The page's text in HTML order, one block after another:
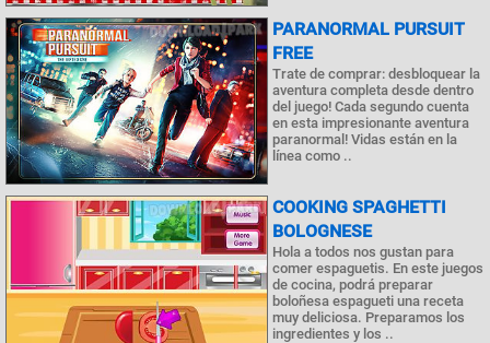
PARANORMAL PURSUIT
FREE
Trate de comprar: desbloquear la
aventura completa desde dentro
del juego! Cada segundo cuenta
en esta impresionante aventura
paranormal! Vidas están en la
línea como ..
COOKING SPAGHETTI
BOLOGNESE
Hola a todos nos gustan para
comer espaguetis. En este juegos
de cocina, podrá preparar
boloñesa espagueti una receta
muy deliciosa. Preparamos los
ingredientes y los ..